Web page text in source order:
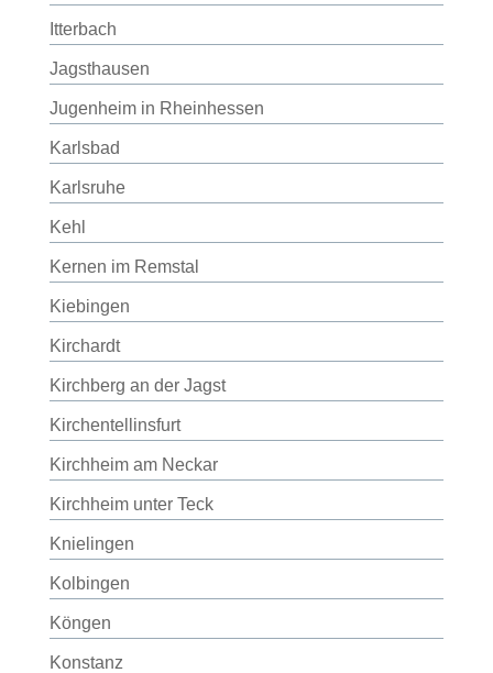
Itterbach
Jagsthausen
Jugenheim in Rheinhessen
Karlsbad
Karlsruhe
Kehl
Kernen im Remstal
Kiebingen
Kirchardt
Kirchberg an der Jagst
Kirchentellinsfurt
Kirchheim am Neckar
Kirchheim unter Teck
Knielingen
Kolbingen
Köngen
Konstanz